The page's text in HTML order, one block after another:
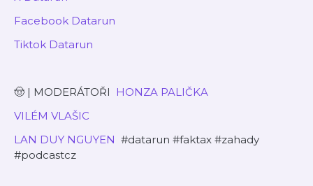
⁠⁠⁠⁠⁠⁠⁠⁠⁠Facebook Datarun⁠⁠⁠⁠⁠⁠⁠⁠⁠
⁠⁠⁠⁠⁠⁠⁠⁠⁠Tiktok Datarun⁠⁠⁠⁠⁠⁠⁠⁠⁠
🤠 | MODERÁTOŘI
⁠⁠⁠⁠⁠⁠⁠⁠⁠ HONZA PALIČKA⁠⁠⁠⁠⁠⁠⁠⁠⁠
⁠⁠⁠⁠⁠⁠⁠⁠VILÉM VLAŠIC⁠⁠⁠⁠⁠⁠⁠⁠⁠
⁠⁠⁠⁠⁠⁠⁠⁠LAN DUY NGUYEN⁠⁠⁠ ⁠⁠⁠⁠⁠⁠ #datarun #faktax #zahady
#podcastcz